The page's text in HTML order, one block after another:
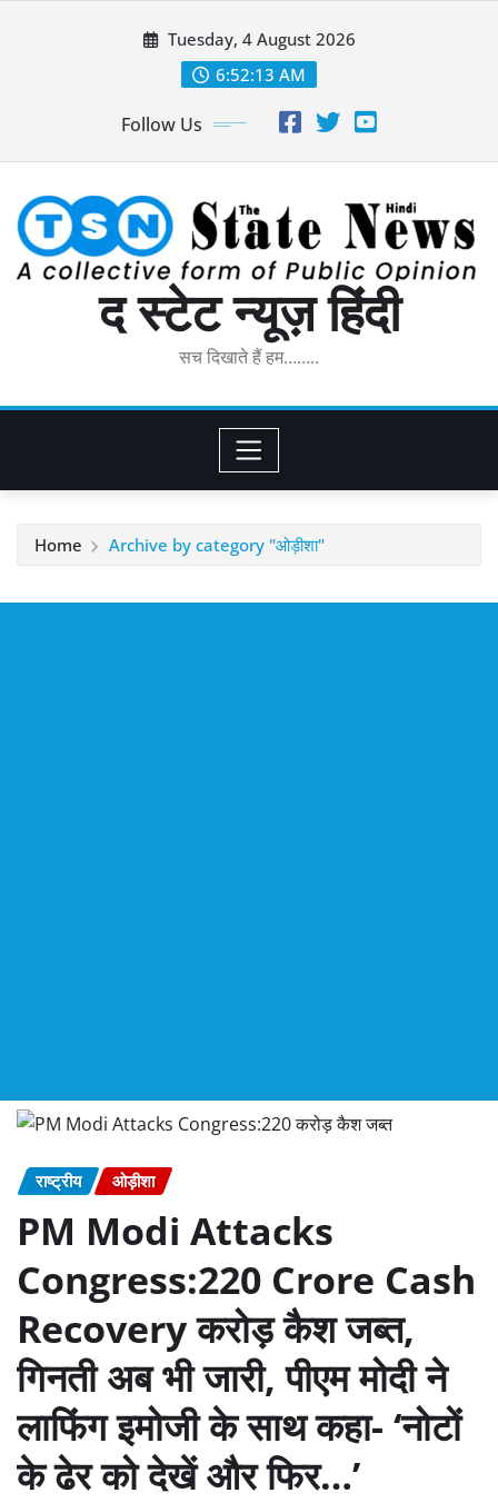
Tuesday, 4 August 2026
6:52:14 AM
Follow Us
द स्टेट न्यूज़ हिंदी
सच दिखाते हैं हम……..
Home Archive by category "ओड़ीशा"
राष्ट्रीय ओड़ीशा
PM Modi Attacks
Congress:220 Crore Cash
Recovery करोड़ कैश जब्त,
गिनती अब भी जारी, पीएम मोदी ने
लाफिंग इमोजी के साथ कहा- ‘नोटों
के ढेर को देखें और फिर…’